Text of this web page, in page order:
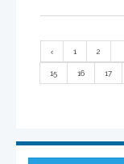
1 2
15 16 17